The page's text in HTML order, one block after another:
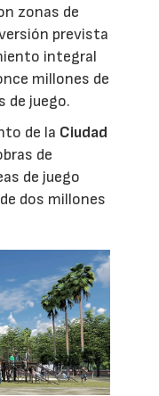
zonas de
prevista
integral
millones de
de juego.
de la Ciudad
de
de juego
dos millones